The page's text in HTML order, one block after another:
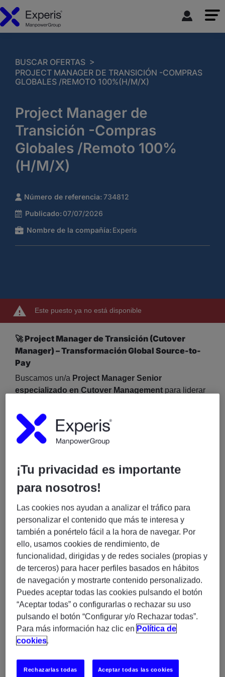
BUSCAR OFERTAS >
PROJECT MANAGER DE TRANSICIÓN -COMPRAS
GLOBALES /REMOTO 100%(H/M/X)
Project Manager de
Transición -Compras
Globales /Remoto 100%
(H/M/X)
Número de referencia: 734812
Publicado: 07/07/2026
Nombre de la compañía: Experis
Este puesto ya no está disponible
🚀 Project Manager de Transición (Cutover
Manager) – Transformación Global Source-to-
Pay
Buscamos un/a Project Manager Senior
especializado en Cutover Management para liderar
programa global de transformación de Compras
(Source-to-Pay).
procesos, datos, tecnología y operaciones estén
preparados para una puesta en marcha exitosa,
coordinando equipos internacionales en entornos
Responsabilidades
Definir la estrategia global de transición (cutover)
y gobernanza.
Elaborar y gestionar el plan integrado de cutover
end-to-end.
Coordinar actividades entre Compras, Finanzas,
Tecnología, Datos y proveedores.
Liderar procesos de go-live, hypercare y salas de
control (command center).
Gestionar riesgos, dependencias y planes de
contingencia.
Coordinar despliegues internacionales y multi-
¡Tu privacidad es importante
para nosotros!
Las cookies nos ayudan a analizar el tráfico para
personalizar el contenido que más te interesa y
también a ponértelo fácil a la hora de navegar. Por
ello, usamos cookies de rendimiento, de
funcionalidad, dirigidas y de redes sociales (propias y
de terceros) para hacer perfiles basados en hábitos
de navegación y mostrarte contenido personalizado.
Puedes aceptar todas las cookies pulsando el botón
“Aceptar todas” o configurarlas o rechazar su uso
pulsando el botón “Configurar y/o Rechazar todas”.
Para más información haz clic en Política de
cookies.
Rechazarlas todas Aceptar todas las cookies